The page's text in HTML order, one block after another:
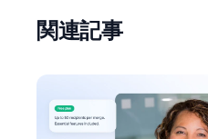
関連記事